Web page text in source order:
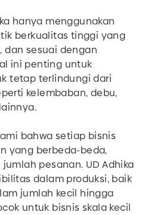
hanya menggunakan
berkualitas tinggi yang
dan sesuai dengan
ini penting untuk
tetap terlindungi dari
kelembaban, debu,
bahwa setiap bisnis
yang berbeda-beda,
pesanan. UD Adhika
dalam produksi, baik
jumlah kecil hingga
untuk bisnis skala kecil